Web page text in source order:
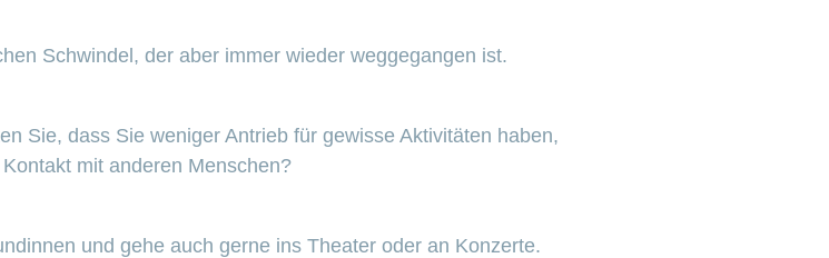
Schwindel, der aber immer wieder weggegangen ist.
Sie, dass Sie weniger Antrieb für gewisse Aktivitäten haben,
mit anderen Menschen?
und gehe auch gerne ins Theater oder an Konzerte.